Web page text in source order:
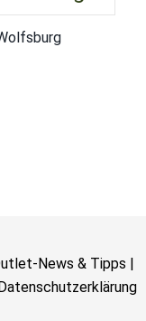
News & Tipps
Datenschutzerklärung